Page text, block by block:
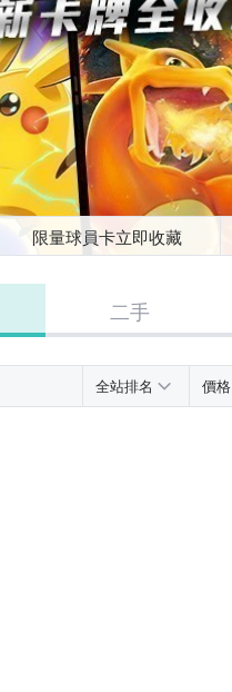
限量球員卡立即收藏
二手
全站排名 價格